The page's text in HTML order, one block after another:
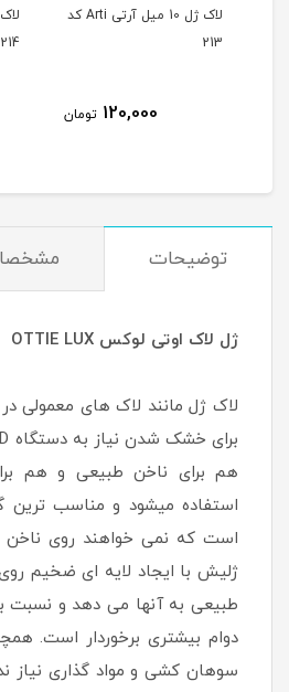
لاک ژل 10 میل آرتی Arti کد
213
120,000 تومان
214
توضیحات
ژل لاک اوتی لوکس OTTIE LUX
لاک ژل مانند لاک های معمولی
هم برای ناخن طبیعی و هم
استفاده میشود و مناسب ترین
است که نمی خواهند روی ناخن
ژلیش با ایجاد لایه ای ضخیم
طبیعی به آنها می دهد و نسبت
دوام بیشتری برخوردار است.
سوهان کشی و مواد گذاری نیاز